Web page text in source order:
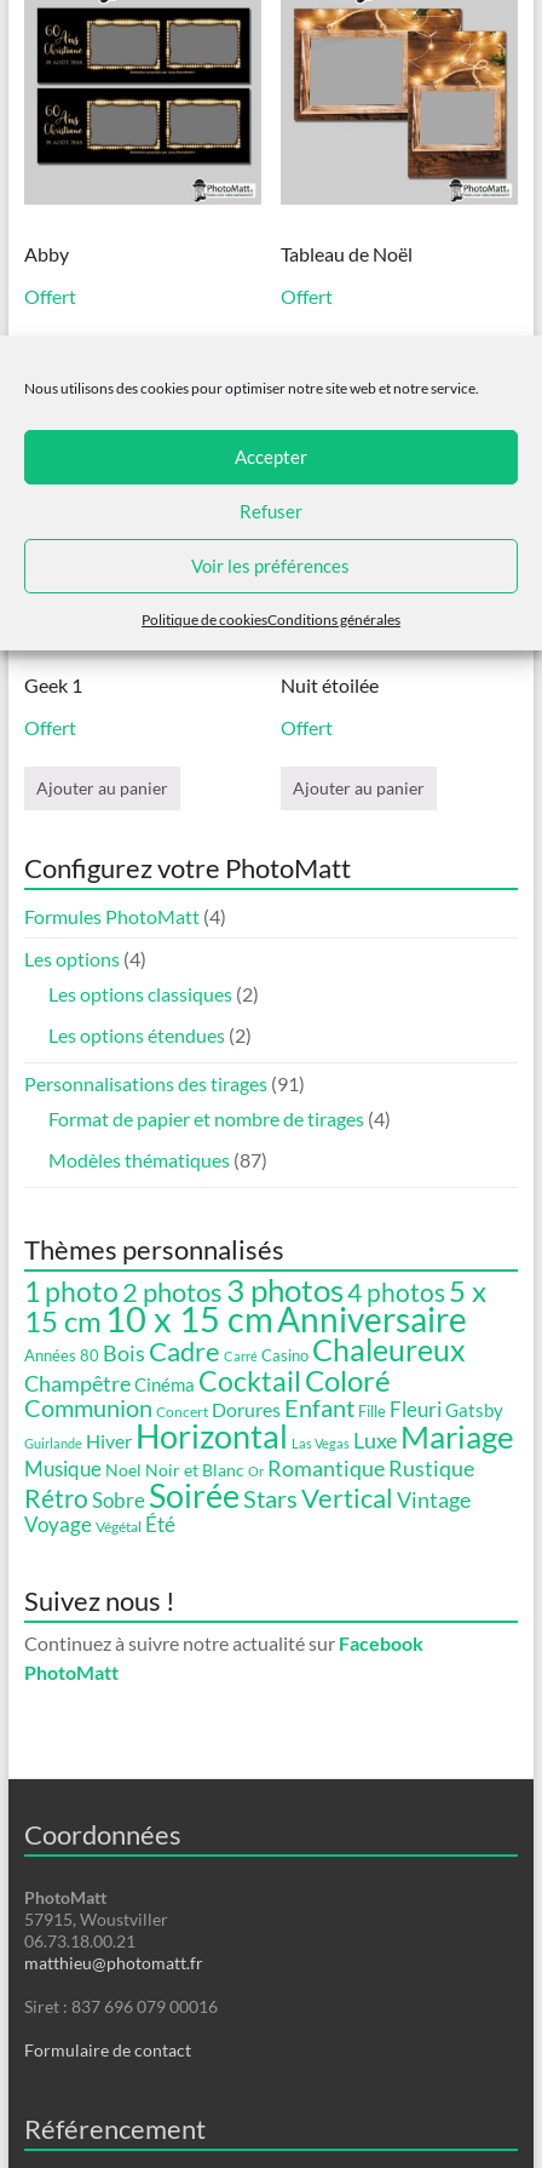
Nous utilisons des cookies pour optimiser notre site web et notre service.
Accepter
Refuser
Voir les préférences
Politique de cookiesConditions générales
Abby
Offert
Tableau de Noël
Offert
variations.
choisies
la
produit
Geek 1
Offert
Ajouter au panier
Nuit étoilée
Offert
Ajouter au panier
Configurez votre PhotoMatt
Formules PhotoMatt (4)
Les options (4)
Les options classiques (2)
Les options étendues (2)
Personnalisations des tirages (91)
Format de papier et nombre de tirages (4)
Modèles thématiques (87)
Thèmes personnalisés
1 photo2 photos3 photos4 photos5 x
15 cm 10 x 15 cmAnniversaire
Années 80 Bois Cadre Carré Casino Chaleureux
ChampêtreCinéma Cocktail Coloré
Communion Concert Dorures Enfant Fille FleuriGatsby
Guirlande Hiver Horizontal Las Vegas Luxe Mariage
Musique Noel Noir et Blanc Or RomantiqueRustique
RétroSobre SoiréeStarsVertical Vintage
Voyage Végétal Été
Suivez nous !
Continuez à suivre notre actualité sur Facebook
PhotoMatt
Coordonnées
PhotoMatt
57915, Woustviller
06.73.18.00.21
matthieu@photomatt.fr
Siret : 837 696 079 00016
Formulaire de contact
Référencement